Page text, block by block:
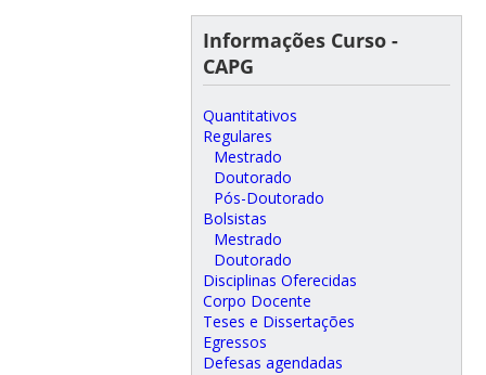
Informações Curso -
CAPG
Quantitativos
Regulares
Mestrado
Doutorado
Pós-Doutorado
Bolsistas
Mestrado
Doutorado
Disciplinas Oferecidas
Corpo Docente
Teses e Dissertações
Egressos
Defesas agendadas